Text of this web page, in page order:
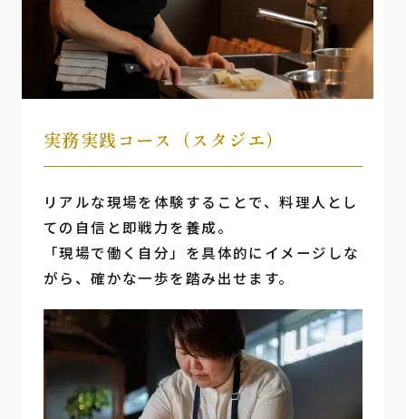
実務実践コース（スタジエ）
リアルな現場を体験することで、料理人とし
ての自信と即戦力を養成。
「現場で働く自分」を具体的にイメージしな
がら、確かな一歩を踏み出せます。